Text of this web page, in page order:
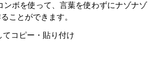
ンボを使って、言葉を使わずにナゾナゾ
ことができます。
てコピー・貼り付け